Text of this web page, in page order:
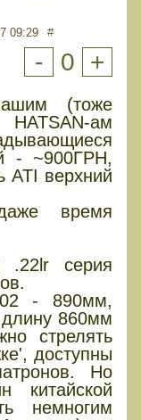
09:29 #
- 0 +
(тоже
HATSAN-ам
- ~900ГРН,
ATI верхний
время
.22lr серия
- 890мм,
860мм
стрелять
доступны
Но
китайской
немногим